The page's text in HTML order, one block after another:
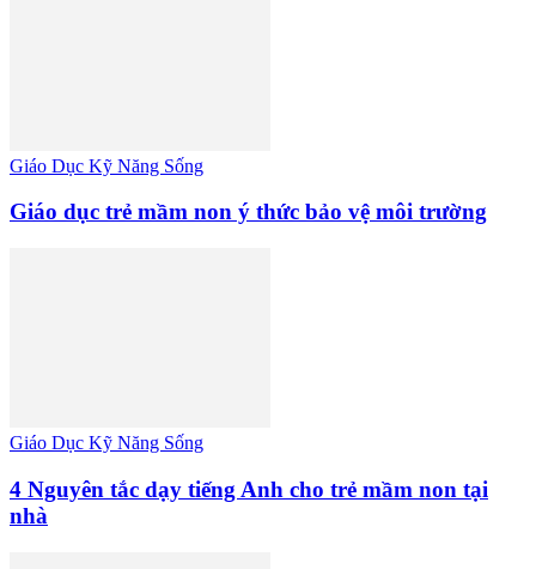
Giáo Dục Kỹ Năng Sống
Giáo dục trẻ mầm non ý thức bảo vệ môi trường
Giáo Dục Kỹ Năng Sống
4 Nguyên tắc dạy tiếng Anh cho trẻ mầm non tại
nhà